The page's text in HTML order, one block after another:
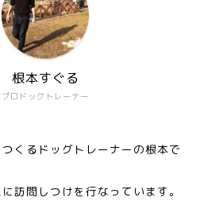
プロドッグトレーナー
根本すぐる
くるドッグトレーナーの根本で
訪問しつけを行なっています。